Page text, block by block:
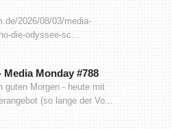
2026/08/03/media-
die-odyssee-sc...
Media Monday #788
guten Morgen - heute mit
(so lange der Vo...